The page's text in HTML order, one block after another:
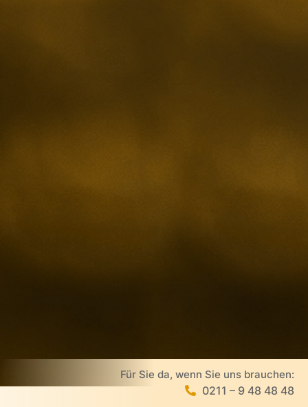
Für Sie da, wenn Sie uns brauchen:
0211 – 9 48 48 48